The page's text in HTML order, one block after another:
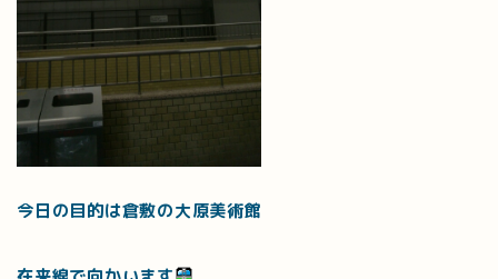
今日の目的は倉敷の大原美術館